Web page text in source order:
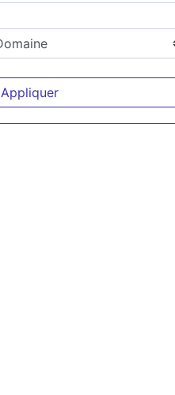
Appliquer